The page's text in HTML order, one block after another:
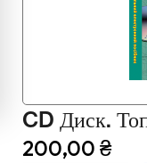
CD Диск.
200,00 ₴